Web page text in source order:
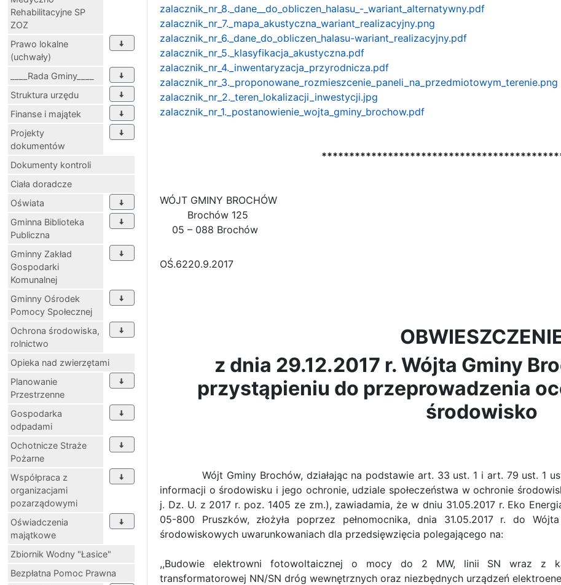
Rehabilitacyjne SP
ZOZ
Prawo lokalne
(uchwały)
____Rada Gminy____
Struktura urzędu
Finanse i majątek
Projekty
dokumentów
Dokumenty kontroli
Ciała doradcze
Oświata
Gminna Biblioteka
Publiczna
Gminny Zakład
Gospodarki
Komunalnej
Gminny Ośrodek
Pomocy Społecznej
Ochrona środowiska,
rolnictwo
Opieka nad zwierzętami
Planowanie
Przestrzenne
Gospodarka
odpadami
Ochotnicze Straże
Pożarne
Współpraca z
organizacjami
pozarządowymi
Oświadczenia
majątkowe
Zbiornik Wodny "Łasice"
Bezpłatna Pomoc Prawna
zalacznik_nr_8._dane__do_obliczen_halasu_-_wariant_alternatywny.pdf
zalacznik_nr_7._mapa_akustyczna_wariant_realizacyjny.png
zalacznik_nr_6._dane_do_obliczen_halasu-wariant_realizacyjny.pdf
zalacznik_nr_5._klasyfikacja_akustyczna.pdf
zalacznik_nr_4._inwentaryzacja_przyrodnicza.pdf
zalacznik_nr_3._proponowane_rozmieszcenie_paneli_na_przedmiotowym_terenie.png
zalacznik_nr_2._teren_lokalizacji_inwestycji.jpg
zalacznik_nr_1._postanowienie_wojta_gminy_brochow.pdf
WÓJT GMINY BROCHÓW
Brochów 125
05 – 088 Brochów
OŚ.6220.9.2017
z dnia 29.12.2017 r. Wójta Gminy
przystąpieniu do przeprowadzenia
środowisko
Wójt Gminy Brochów, działając na podstawie art. 33 ust. 1 i art. 79 ust. 1
informacji o środowisku i jego ochronie, udziale społeczeństwa w ochronie
j. Dz. U. z 2017 r. poz. 1405 ze zm.), zawiadamia, że w dniu 31.05.2017 r. Eko
05-800 Pruszków, złożyła poprzez pełnomocnika, dnia 31.05.2017 r. do
środowiskowych uwarunkowaniach dla przedsięwzięcia polegającego na:
,,Budowie elektrowni fotowoltaicznej o mocy do 2 MW, linii SN wraz z
transformatorowej NN/SN dróg wewnętrznych oraz niezbędnych urządzeń